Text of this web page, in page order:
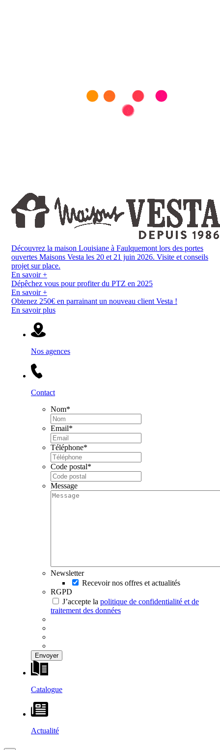
Découvrez la maison Louisiane à Faulquemont lors des portes
ouvertes Maisons Vesta les 20 et 21 juin 2026. Visite et conseils
projet sur place.
En savoir +
Dépêchez vous pour profiter du PTZ en 2025
En savoir +
Obtenez 250€ en parrainant un nouveau client Vesta !
En savoir plus
Nos agences
Contact
Nom*
Email*
Téléphone*
Code postal*
Message
Newsletter
Recevoir nos offres et actualités
RGPD
J’accepte la politique de confidentialité et de
traitement des données
Catalogue
Actualité